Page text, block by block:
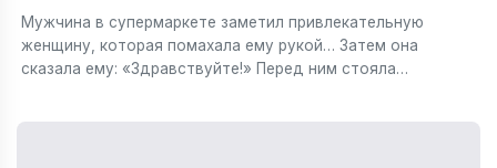
Мужчина в супермаркете заметил привлекательную
женщину, которая помахала ему рукой… Затем она
сказала ему: «Здравствуйте!» Перед ним стояла…